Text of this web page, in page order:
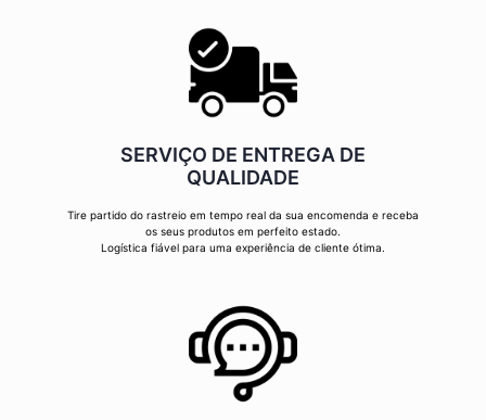
SERVIÇO DE ENTREGA DE
QUALIDADE
Tire partido do rastreio em tempo real da sua encomenda e receba
os seus produtos em perfeito estado.
Logística fiável para uma experiência de cliente ótima.